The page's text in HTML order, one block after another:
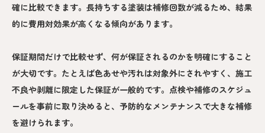
確に比較できます。長持ちする塗装は補修回数が減るため、結果
的に費用対効果が高くなる傾向があります。
保証期間だけで比較せず、何が保証されるのかを明確にすること
が大切です。たとえば色あせや汚れは対象外にされやすく、施工
不良や剥離に限定した保証が一般的です。点検や補修のスケジュ
ールを事前に取り決めると、予防的なメンテナンスで大きな補修
を避けられます。